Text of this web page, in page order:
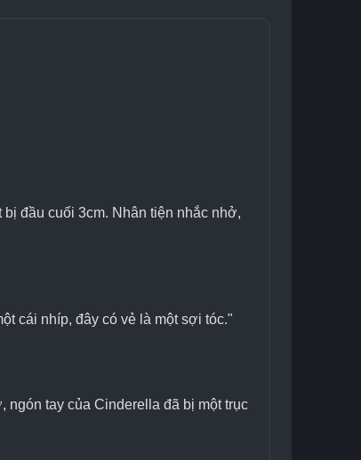
đầu cuối 3cm. Nhân tiện nhắc nhở,
cái nhíp, đây có vẻ là một sợi tóc."
ngón tay của Cinderella đã bị một trục